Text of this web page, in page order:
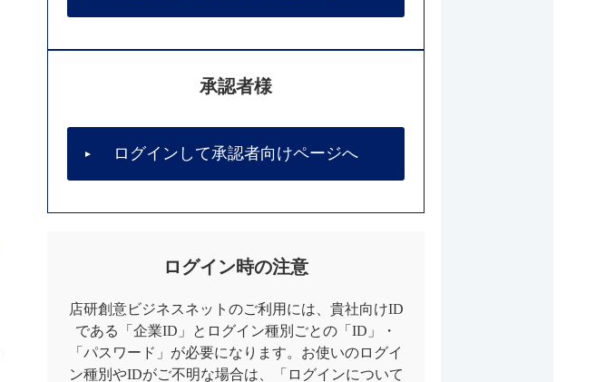
承認者様
ログインして承認者向けページへ
ログイン時の注意
店研創意ビジネスネットのご利用には、貴社向けID
である「企業ID」とログイン種別ごとの「ID」・
「パスワード」が必要になります。お使いのログイ
ン種別やIDがご不明な場合は、「ログインについて